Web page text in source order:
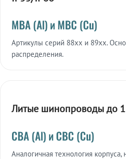
МВА (Al) и МВС (Cu)
Артикулы серий 88xx и 89xx.
распределения.
Литые шинопроводы до
СВА (Al) и СВС (Cu)
Аналогичная технология